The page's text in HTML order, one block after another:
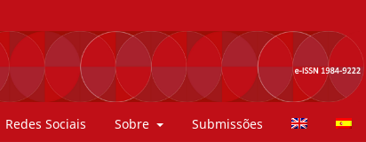
Redes Sociais Sobre Submissões